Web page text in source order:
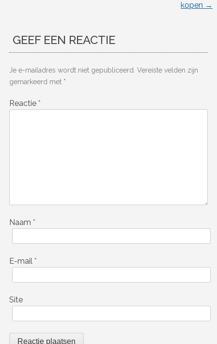
kopen →
GEEF EEN REACTIE
Je e-mailadres wordt niet gepubliceerd. Vereiste velden zijn
gemarkeerd met *
Reactie *
Naam *
E-mail *
Site